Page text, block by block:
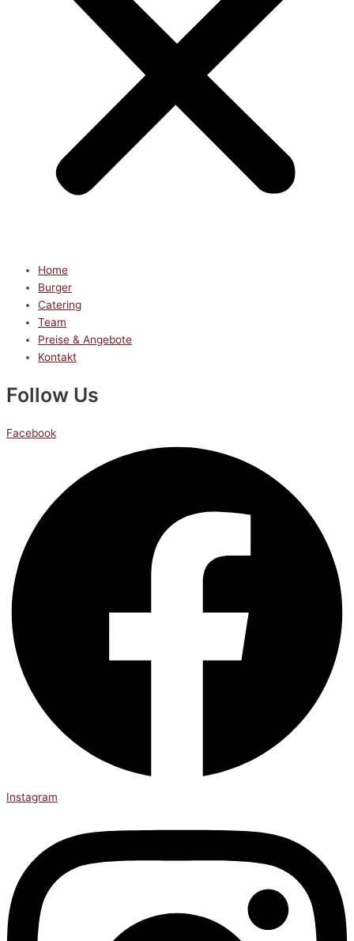
Home
Burger
Catering
Team
Preise & Angebote
Kontakt
Follow Us
Facebook
Instagram